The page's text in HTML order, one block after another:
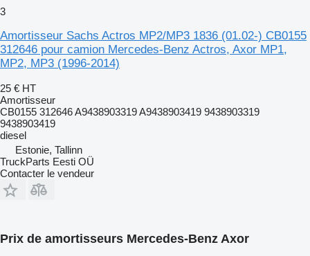
3
Amortisseur Sachs Actros MP2/MP3 1836 (01.02-) CB0155
312646 pour camion Mercedes-Benz Actros, Axor MP1,
MP2, MP3 (1996-2014)
25 € HT
Amortisseur
CB0155 312646 A9438903319 A9438903419 9438903319
9438903419
diesel
Estonie, Tallinn
TruckParts Eesti OÜ
Contacter le vendeur
Prix de amortisseurs Mercedes-Benz Axor